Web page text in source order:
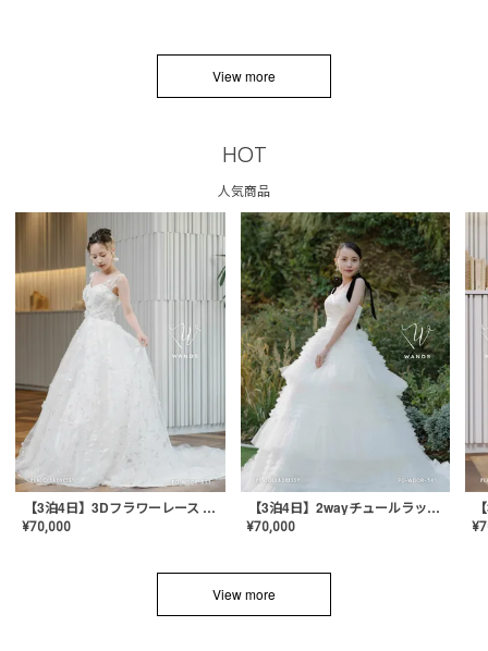
View more
HOT
人気商品
【3泊4日】3Dフラワーレース ドレス〈PD-WDOR-331〉
¥70,000
【3泊4日】2wayチュールラッフルドレス〈PD-WDOR-341RTL〉
¥70,000 ¥
View more